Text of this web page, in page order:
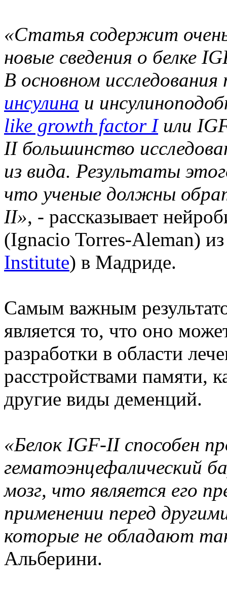
«Статья содержит
новые сведения о белке
В основном
инсулина и
like growth factor Iили
II большинство
из вида. Результаты
что ученые должны
II», - рассказывает
(Ignacio Torres-Aleman)
Institute) в Мадриде.
Самым важным
является то, что оно
разработки в области
расстройствами памяти,
другие виды деменций.
«Белок IGF-II способен
гематоэнцефалический
мозг, что является его
применении перед
которые не обладают
Альберини.